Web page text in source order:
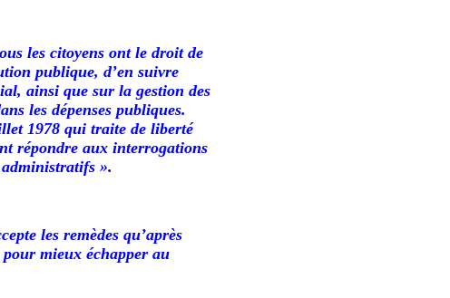
les citoyens ont le droit de
publique, d’en suivre
ainsi que sur la gestion des
les dépenses publiques.
1978 qui traite de liberté
répondre aux interrogations
».
les remèdes qu’après
mieux échapper au